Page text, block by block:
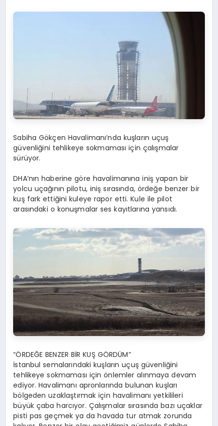
Sabiha Gökçen Havalimanı’nda kuşların uçuş
güvenliğini tehlikeye sokmaması için çalışmalar
sürüyor.
DHA’nın haberine göre havalimanına iniş yapan bir
yolcu uçağının pilotu, iniş sırasında, ördeğe benzer bir
kuş fark ettiğini kuleye rapor etti. Kule ile pilot
arasındaki o konuşmalar ses kayıtlarına yansıdı.
“ÖRDEĞE BENZER BİR KUŞ GÖRDÜM”
İstanbul semalarındaki kuşların uçuş güvenliğini
tehlikeye sokmaması için önlemler alınmaya devam
ediyor. Havalimanı apronlarında bulunan kuşları
bölgeden uzaklaştırmak için havalimanı yetkilileri
büyük çaba harcıyor. Çalışmalar sırasında bazı uçaklar
pisti pas geçmek ya da havada tur atmak zorunda